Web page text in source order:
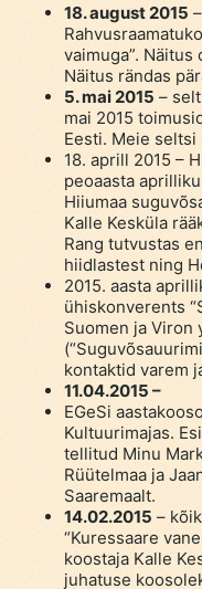
18. august 2015–
vaimuga”.
Näitus rändas
5. mai 2015–
mai 2015
Eesti. Meie
18. aprill 2015 –
peoaasta
Hiiumaa
Kalle Kesküla
Rang tutvustas
hiidlastest ning
2015. aasta
ühiskonverents
Suomen ja Viron
kontaktid varem
11.04.2015 –
EGeSi
Kultuurimajas.
tellitud Minu
Rüütelmaa ja
Saaremaalt.
14.02.2015–
“Kuressaare
koostaja Kalle
juhatuse